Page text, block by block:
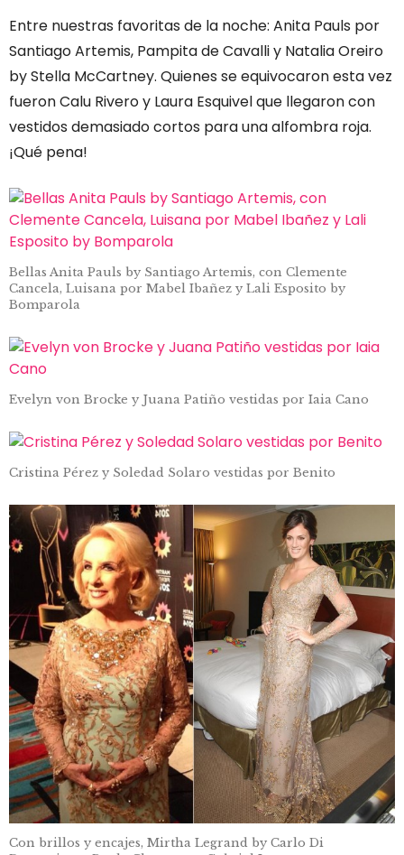
Entre nuestras favoritas de la noche: Anita Pauls por
Santiago Artemis, Pampita de Cavalli y Natalia Oreiro
by Stella McCartney. Quienes se equivocaron esta vez
fueron Calu Rivero y Laura Esquivel que llegaron con
vestidos demasiado cortos para una alfombra roja.
¡Qué pena!
Bellas Anita Pauls by Santiago Artemis, con Clemente
Cancela, Luisana por Mabel Ibañez y Lali Esposito by
Bomparola
Evelyn von Brocke y Juana Patiño vestidas por Iaia Cano
Cristina Pérez y Soledad Solaro vestidas por Benito
Con brillos y encajes, Mirtha Legrand by Carlo Di